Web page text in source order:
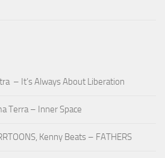
– It’s Always About Liberation
Terra – Inner Space
Kenny Beats – FATHERS